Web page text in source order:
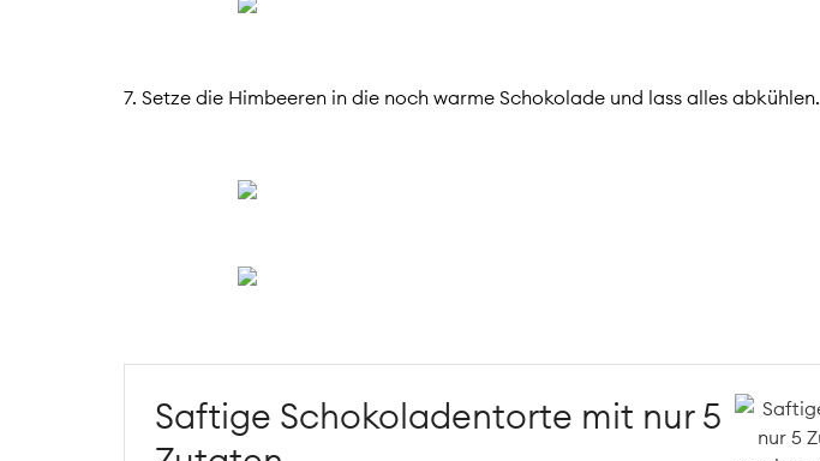
7. Setze die Himbeeren in die noch warme Schokolade und lass alles abkühlen.
Saftige Schokoladentorte mit nur 5